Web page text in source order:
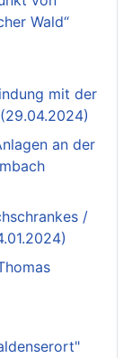
Wald“
mit der
an der
/